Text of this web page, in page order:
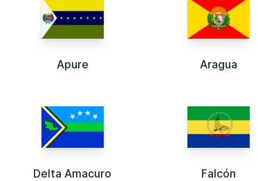
Apure Aragua
Delta Amacuro Falcón